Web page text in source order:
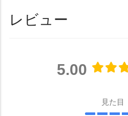
レビュー
5.00
見た目